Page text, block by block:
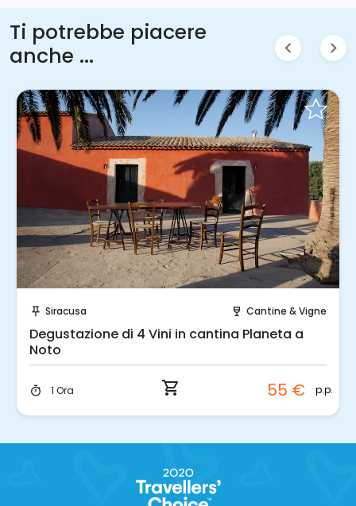
Ti potrebbe piacere
anche ...
chevron_left chevron_right
push_pin Siracusa wine_bar Cantine & Vigne
Degustazione di 4 Vini in cantina Planeta a
Noto
timer 1 Ora shopping_cart 55 € p.p.